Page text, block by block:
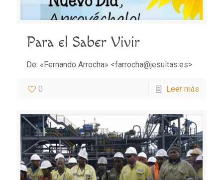
Para el Saber Vivir
De: «Fernando Arrocha» <farrocha@jesuitas.es>
0 Leer más